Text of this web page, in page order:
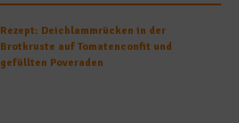
Rezept: Deichlammrücken in der
Brotkruste auf Tomatenconfit und
gefüllten Poveraden